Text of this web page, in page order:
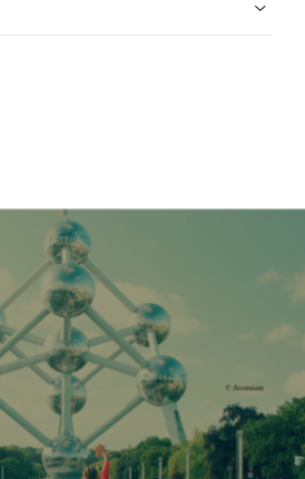
Manifesto
Family
Boutiques
compte
E-Shop